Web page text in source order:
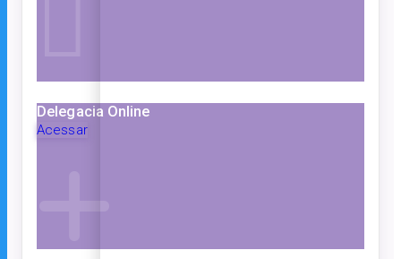
Delegacia Online
Acessar